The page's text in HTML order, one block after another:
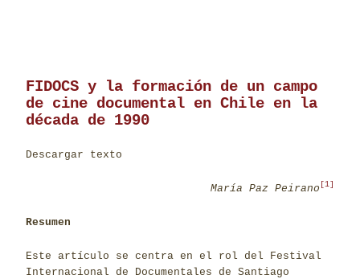
FIDOCS y la formación de un campo
de cine documental en Chile en la
década de 1990
Descargar texto
María Paz Peirano [1]
Resumen
Este artículo se centra en el rol del Festival
Internacional de Documentales de Santiago